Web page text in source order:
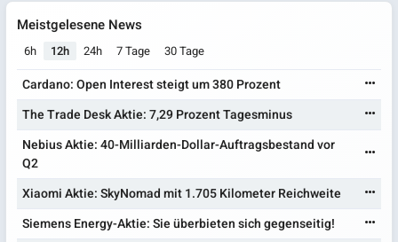
Meistgelesene News
6h 12h 24h 7 Tage 30 Tage
Cardano: Open Interest steigt um 380 Prozent
The Trade Desk Aktie: 7,29 Prozent Tagesminus
Nebius Aktie: 40-Milliarden-Dollar-Auftragsbestand vor
Q2
Xiaomi Aktie: SkyNomad mit 1.705 Kilometer Reichweite
Siemens Energy-Aktie: Sie überbieten sich gegenseitig!